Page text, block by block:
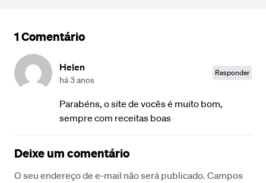
1 Comentário
Helen
há 3 anos
Responder
Parabéns, o site de vocês é muito bom,
sempre com receitas boas
Deixe um comentário
O seu endereço de e-mail não será publicado. Campos